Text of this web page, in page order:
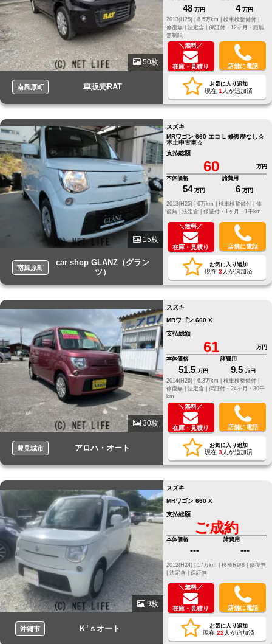
50枚
南風原町 車販売RAT
48 万円 4 万円
2013(H25) |
8.5万km |
検車検整備付 |
修復無 | 法定含 | 保証付・12ヶ月・距離
無制限
＼無料／
在庫・見積り 店舗に電話
お気に入り追加
現在 1 人が追加済
15枚
南風原町
car shop GLANZ（グラン
ツ）
スズキ
MRワゴン 660 エコ L 修復歴なし☆
本土中古車☆
支払総額
60
万円
本体価格
54 万円
諸費用
6 万円
修
復無 | 法定含 | 保証付・1ヶ月・1千km
＼無料／
在庫・見積り 店舗に電話
お気に入り追加
現在 3人が追加済
30枚
豊見城市 アロハ・オート
スズキ
MRワゴン 660 X
支払総額
61
万円
本体価格
51.5 万円
諸費用
9.5 万円
2014(H26) |
6.3万km |
検車検整備付 |
修復無 | 法定含 | 保証付・24ヶ月・30千
km
＼無料／
在庫・見積り 店舗に電話
お気に入り追加
現在 3人が追加済
9枚
沖縄市 Ｋ’ｓオート
スズキ
MRワゴン 660 X
支払総額
ご成約
本体価格
---
諸費用
---
修復無
法定含 | 保証無
＼無料／
在庫・見積り 店舗に電話
お気に入り追加
現在 22 人が追加済